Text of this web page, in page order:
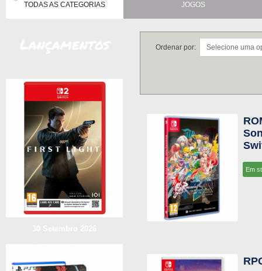
TODAS AS CATEGORIAS JOGOS
Ordenar por:
Em